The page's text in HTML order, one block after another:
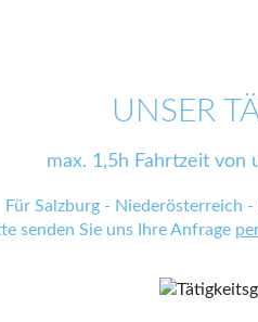
UNSER
max. 1,5h Fahrtzeit von
Für Salzburg - Niederösterreich
senden Sie uns Ihre Anfrage